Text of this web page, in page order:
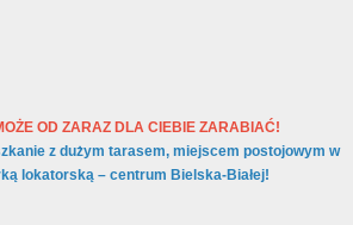
OD ZARAZ DLA CIEBIE ZARABIAĆ!
z dużym tarasem, miejscem postojowym w
lokatorską – centrum Bielska-Białej!